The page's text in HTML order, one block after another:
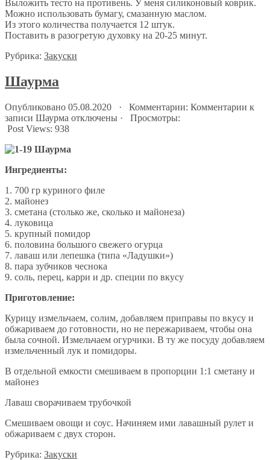
Выложить тесто на противень. У меня силиконовый коврик.
Можно использовать бумагу, смазанную маслом.
Из этого количества получается 12 штук.
Поставить в разогретую духовку на 20-25 минут.
Рубрика: Закуски
Шаурма
Опубликовано 05.08.2020 · Комментарии: Комментарии к
записи Шаурма отключены · Просмотры:
Post Views: 938
Ингредиенты:
1. 700 гр куриного филе
2. майонез
3. сметана (столько же, сколько и майонеза)
4. луковица
5. крупный помидор
6. половина большого свежего огурца
7. лаваш или лепешка (типа «Ладушки»)
8. пара зубчиков чеснока
9. соль, перец, карри и др. специи по вкусу
Приготовление:
Курицу измельчаем, солим, добавляем приправы по вкусу и
обжариваем до готовности, но не пережариваем, чтобы она
была сочной. Измельчаем огурчики. В ту же посуду добавляем
измельченный лук и помидоры.
В отдельной емкости смешиваем в пропорции 1:1 сметану и
майонез
Лаваш сворачиваем трубочкой
Смешиваем овощи и соус. Начиняем ими лавашный рулет и
обжариваем с двух сторон.
Рубрика: Закуски